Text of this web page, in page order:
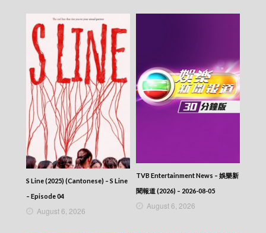
Scoop – 東張西望 (2025) – 2025-10-08
Scoop – 東張西望 (2025) – 2025-10-07
Scoop – 東張西望 (2025) – 2025-10-06
Scoop – 東張西望 (2025) – 2025-10-05
Scoop – 東張西望 (2025) – 2025-10-04
Scoop – 東張西望 (2025) – 2025-10-03
Scoop – 東張西望 (2025) – 2025-10-02
Scoop – 東張西望 (2025) – 2025-10-01
Scoop – 東張西望 (2025) – 2025-09-30
Scoop – 東張西望 (2025) – 2025-09-29
Scoop – 東張西望 (2025) – 2025-09-28
Scoop – 東張西望 (2025) – 2025-09-27
Scoop – 東張西望 (2025) – 2025-09-26
Scoop – 東張西望 (2025) – 2025-09-25
Scoop – 東張西望 (2025) – 2025-09-24
Scoop – 東張西望 (2025) – 2025-09-23
Scoop – 東張西望 (2025) – 2025-09-22
Scoop – 東張西望 (2025) – 2025-09-21
S Line (2025) (Cantonese) – S Line
– Episode 04
August 6, 2026
TVB Entertainment News – 娛樂新
聞報道 (2026) – 2026-08-05
August 6, 2026